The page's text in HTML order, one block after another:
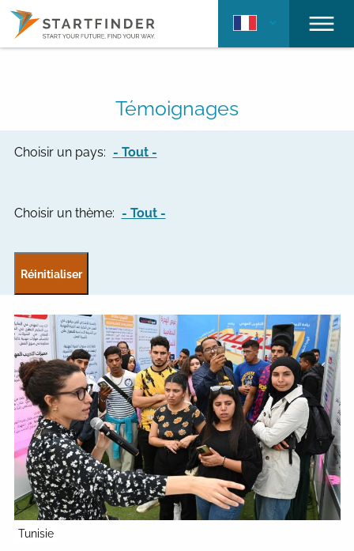
Témoignages
Choisir un pays: - Tout -
Choisir un thème: - Tout -
Tunisie